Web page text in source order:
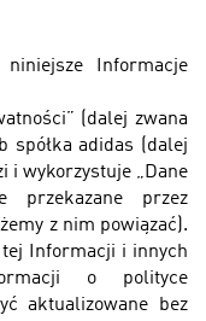
Informacje
(dalej zwana
spółka adidas (dalej
i wykorzystuje „Dane
przekazane przez
z nim powiązać).
tej Informacji i innych
o polityce
aktualizowane bez